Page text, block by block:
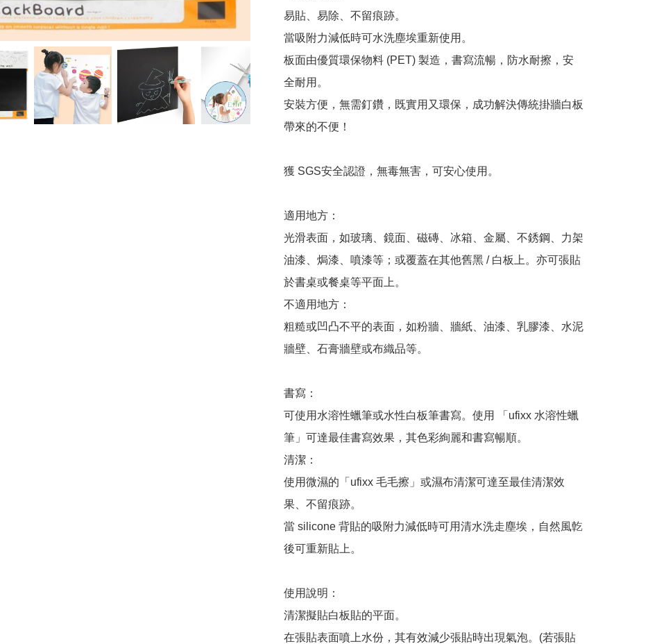
易貼、易除、不留痕跡。
當吸附力減低時可水洗塵埃重新使用。
板面由優質環保物料 (PET) 製造，書寫流暢，防水耐擦，安
全耐用。
安裝方便，無需釘鑽，既實用又環保，成功解決傳統掛牆白板
帶來的不便！
獲 SGS安全認證，無毒無害，可安心使用。
適用地方：
光滑表面，如玻璃、鏡面、磁磚、冰箱、金屬、不銹鋼、力架
油漆、焗漆、噴漆等；或覆蓋在其他舊黑 / 白板上。亦可張貼
於書桌或餐桌等平面上。
不適用地方：
粗糙或凹凸不平的表面，如粉牆、牆紙、油漆、乳膠漆、水泥
牆壁、石膏牆壁或布織品等。
書寫：
可使用水溶性蠟筆或水性白板筆書寫。使用 「ufixx 水溶性蠟
筆」可達最佳書寫效果，其色彩絢麗和書寫暢順。
清潔：
使用微濕的「ufixx 毛毛擦」或濕布清潔可達至最佳清潔效
果、不留痕跡。
當 silicone 背貼的吸附力減低時可用清水洗走塵埃，自然風亁
後可重新貼上。
使用說明：
清潔擬貼白板貼的平面。
在張貼表面噴上水份，其有效減少張貼時出現氣泡。(若張貼